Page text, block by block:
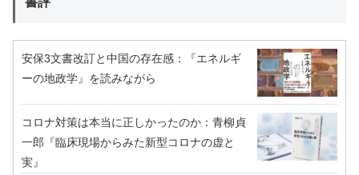
安保3文書改訂と中国の存在感：『エネルギ
ーの地政学』を読みながら
コロナ対策は本当に正しかったのか：青柳貞
一郎『臨床現場からみた新型コロナの虚と
実』